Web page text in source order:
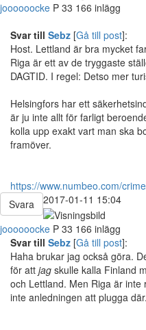
joooooocke P 33 166 inlägg
Svar till Sebz [Gå till post]:
Host. Lettland är bra mycket
Riga är ett av de tryggaste
DAGTID. I regel: Detso mer
Helsingfors har ett
är ju inte allt för farligt
kolla upp exakt vart man ska
framöver.
https://www.numbeo.com/
Svara
2017-01-11 15:04
joooooocke P 33 166 inlägg
Svar till Sebz [Gå till post]:
Haha brukar jag också göra.
för att jag skulle kalla Finland
och Lettland. Men Riga är
inte anledningen att plugga där.